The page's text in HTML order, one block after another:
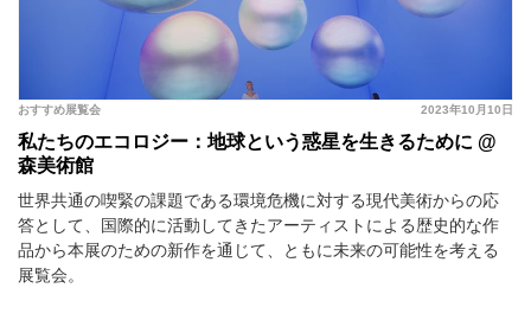
2023年10月10日
おすすめ展覧会
私たちのエコロジー：地球という惑星を生きるために @
森美術館
世界共通の喫緊の課題である環境危機に対する現代美術からの応
答として、国際的に活動してきたアーティストによる歴史的な作
品から本展のための新作を通じて、ともに未来の可能性を考える
展覧会。